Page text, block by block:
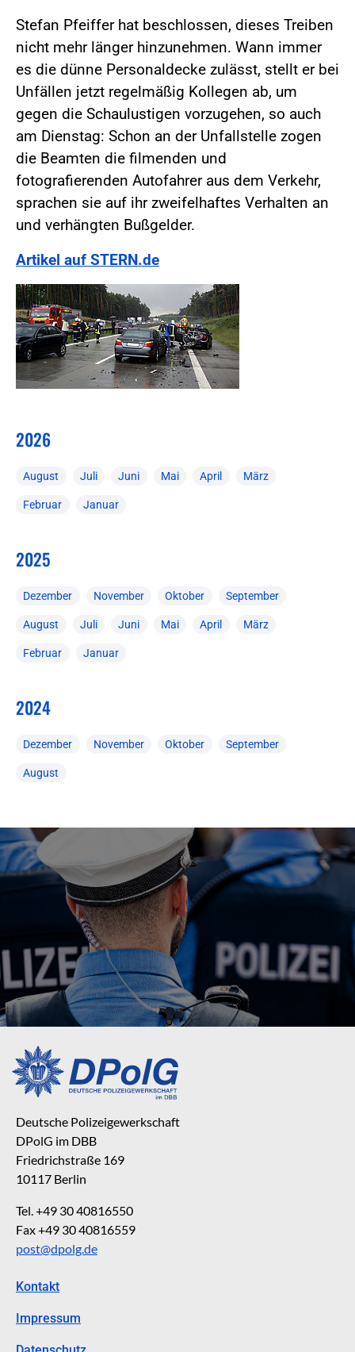
Stefan Pfeiffer hat beschlossen, dieses Treiben
nicht mehr länger hinzunehmen. Wann immer
es die dünne Personaldecke zulässt, stellt er bei
Unfällen jetzt regelmäßig Kollegen ab, um
gegen die Schaulustigen vorzugehen, so auch
am Dienstag: Schon an der Unfallstelle zogen
die Beamten die filmenden und
fotografierenden Autofahrer aus dem Verkehr,
sprachen sie auf ihr zweifelhaftes Verhalten an
und verhängten Bußgelder.
Artikel auf STERN.de
2026
August Juli Juni Mai April März
Februar Januar
2025
Dezember November Oktober September
August Juli Juni Mai April März
Februar Januar
2024
Dezember November Oktober September
August
Deutsche Polizeigewerkschaft
DPolG im DBB
Friedrichstraße 169
10117 Berlin
Tel. +49 30 40816550
Fax +49 30 40816559
post@dpolg.de
Kontakt
Impressum